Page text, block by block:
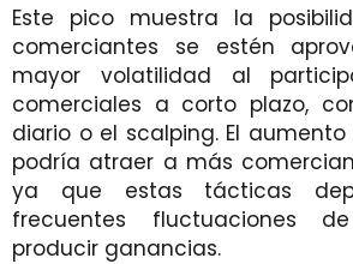
Este pico muestra la
comerciantes se estén
mayor volatilidad al
comerciales a corto plazo,
diario o el scalping. El
podría atraer a más
ya que estas tácticas
frecuentes fluctuaciones
producir ganancias.